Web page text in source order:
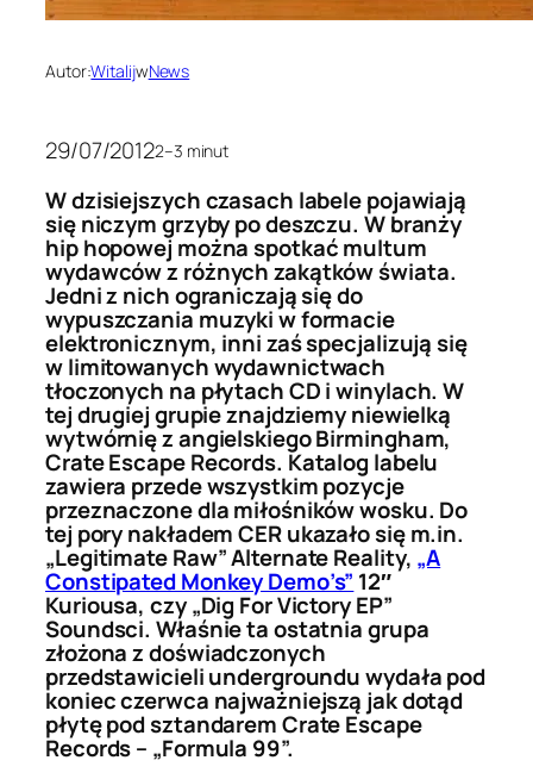
Autor:WitalijwNews
29/07/20122–3 minut
W dzisiejszych czasach labele pojawiają
się niczym grzyby po deszczu. W branży
hip hopowej można spotkać multum
wydawców z różnych zakątków świata.
Jedni z nich ograniczają się do
wypuszczania muzyki w formacie
elektronicznym, inni zaś specjalizują się
w limitowanych wydawnictwach
tłoczonych na płytach CD i winylach. W
tej drugiej grupie znajdziemy niewielką
wytwórnię z angielskiego Birmingham,
Crate Escape Records. Katalog labelu
zawiera przede wszystkim pozycje
przeznaczone dla miłośników wosku. Do
tej pory nakładem CER ukazało się m.in.
„Legitimate Raw” Alternate Reality, „A
Constipated Monkey Demo’s” 12″
Kuriousa, czy „Dig For Victory EP”
Soundsci. Właśnie ta ostatnia grupa
złożona z doświadczonych
przedstawicieli undergroundu wydała pod
koniec czerwca najważniejszą jak dotąd
płytę pod sztandarem Crate Escape
Records – „Formula 99”.